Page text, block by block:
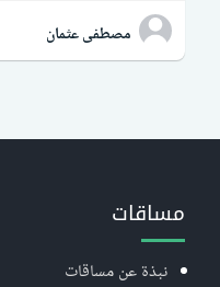
مصطفى عثمان
مساقات
نبذة عن مساقات